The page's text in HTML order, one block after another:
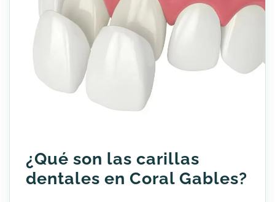
¿Qué son las carillas
dentales en Coral Gables?